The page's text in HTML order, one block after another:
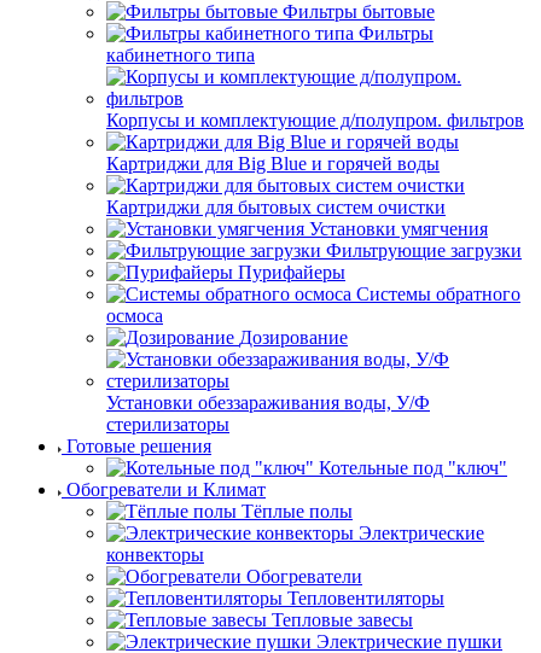
Фильтры бытовые
Фильтры
кабинетного типа
Корпусы и комплектующие д/полупром. фильтров
Картриджи для Big Blue и горячей воды
Картриджи для бытовых систем очистки
Установки умягчения
Фильтрующие загрузки
Пурифайеры
Системы обратного
осмоса
Дозирование
Установки обеззараживания воды, У/Ф
стерилизаторы
Готовые решения
Котельные под "ключ"
Обогреватели и Климат
Тёплые полы
Электрические
конвекторы
Обогреватели
Тепловентиляторы
Тепловые завесы
Электрические пушки